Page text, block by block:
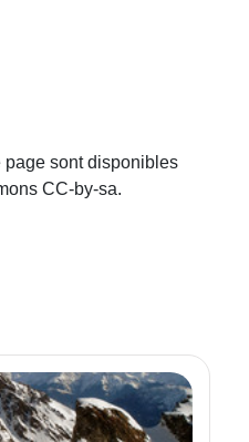
page sont disponibles
CC-by-sa.